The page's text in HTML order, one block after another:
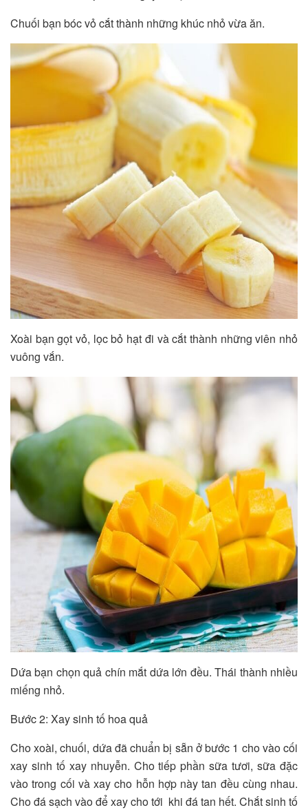
Chuối bạn bóc vỏ cắt thành những khúc nhỏ vừa ăn.
Xoài bạn gọt vỏ, lọc bỏ hạt đi và cắt thành những viên nhỏ
vuông vắn.
Dứa bạn chọn quả chín mắt dứa lớn đều. Thái thành nhiều
miếng nhỏ.
Bước 2: Xay sinh tố hoa quả
Cho xoài, chuối, dứa đã chuẩn bị sẵn ở bước 1 cho vào cối
xay sinh tố xay nhuyễn. Cho tiếp phần sữa tươi, sữa đặc
vào trong cối và xay cho hỗn hợp này tan đều cùng nhau.
Cho đá sạch vào để xay cho tới khi đá tan hết. Chắt sinh tố